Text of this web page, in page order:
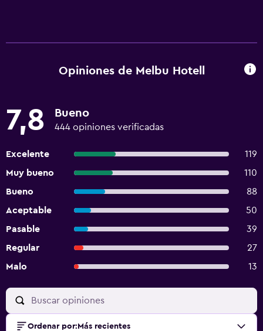
Opiniones de Melbu Hotell
7,8 Bueno
444 opiniones verificadas
Excelente
119
Muy bueno
110
Bueno
88
Aceptable
50
Pasable
39
Regular
27
Malo
13
Ordenar por: Más recientes